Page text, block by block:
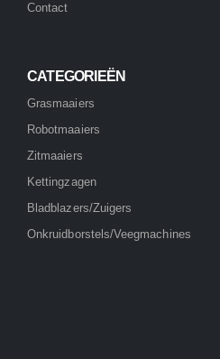
Contact
CATEGORIEËN
Grasmaaiers
Robotmaaiers
Zitmaaiers
Kettingzagen
Bladblazers/Zuigers
Onkruidborstels/Veegmachines